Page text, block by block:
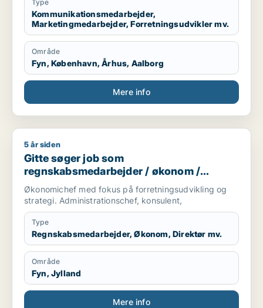
Type
Kommunikationsmedarbejder,
Marketingmedarbejder, Forretningsudvikler mv.
Område
Fyn, København, Århus, Aalborg
Mere info
Gitte søger job som regnskabsmedarbejder / økonom /
5 år siden
Gitte søger job som
regnskabsmedarbejder / økonom /
direktør / hr-chef / lønspecialist
Økonomichef med fokus på forretningsudvikling og
strategi. Administrationschef, konsulent,
Type
Regnskabsmedarbejder, Økonom, Direktør mv.
Område
Fyn, Jylland
Mere info